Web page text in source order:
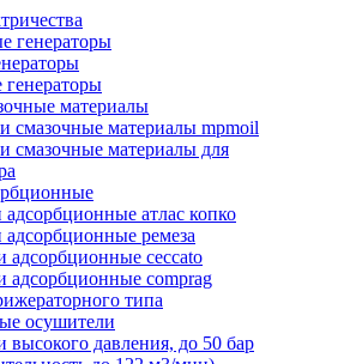
генераторы
генераторы
материалы
смазочные материалы mpmoil
смазочные материалы для
атлас копко
ремеза
адсорбционные ceccato
адсорбционные comprag
типа
осушители
высокого давления, до 50 бар